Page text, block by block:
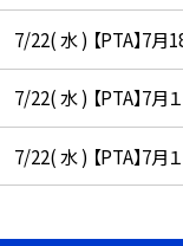
7/22( 水 ) 【PTA】7月
7/22( 水 ) 【PTA】7
7/22( 水 ) 【PTA】7月